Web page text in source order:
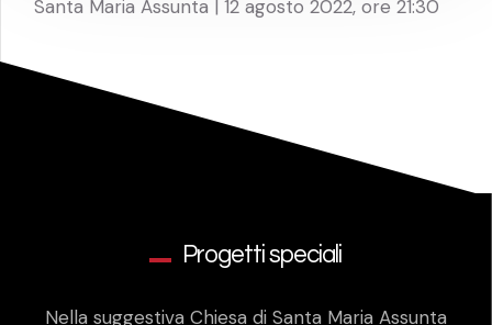
Santa Maria Assunta | 12 agosto 2022, ore 21:30
Progetti speciali
Nella suggestiva Chiesa di Santa Maria Assunta